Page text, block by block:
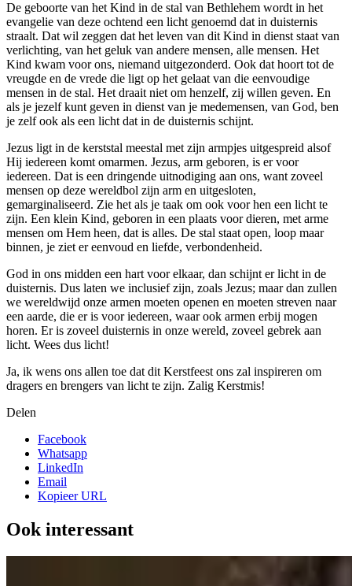
De geboorte van het Kind in de stal van Bethlehem wordt in het
evangelie van deze ochtend een licht genoemd dat in duisternis
straalt. Dat wil zeggen dat het leven van dit Kind in dienst staat van
verlichting, van het geluk van andere mensen, alle mensen. Het
Kind kwam voor ons, niemand uitgezonderd. Ook dat hoort tot de
vreugde en de vrede die ligt op het gelaat van die eenvoudige
mensen in de stal. Het draait niet om henzelf, zij willen geven. En
als je jezelf kunt geven in dienst van je medemensen, van God, ben
je zelf ook als een licht dat in de duisternis schijnt.
Jezus ligt in de kerststal meestal met zijn armpjes uitgespreid alsof
Hij iedereen komt omarmen. Jezus, arm geboren, is er voor
iedereen. Dat is een dringende uitnodiging aan ons, want zoveel
mensen op deze wereldbol zijn arm en uitgesloten,
gemarginaliseerd. Zie het als je taak om ook voor hen een licht te
zijn. Een klein Kind, geboren in een plaats voor dieren, met arme
mensen om Hem heen, dat is alles. De stal staat open, loop maar
binnen, je ziet er eenvoud en liefde, verbondenheid.
God in ons midden een hart voor elkaar, dan schijnt er licht in de
duisternis. Dus laten we inclusief zijn, zoals Jezus; maar dan zullen
we wereldwijd onze armen moeten openen en moeten streven naar
een aarde, die er is voor iedereen, waar ook armen erbij mogen
horen. Er is zoveel duisternis in onze wereld, zoveel gebrek aan
licht. Wees dus licht!
Ja, ik wens ons allen toe dat dit Kerstfeest ons zal inspireren om
dragers en brengers van licht te zijn. Zalig Kerstmis!
Delen
Facebook
Whatsapp
LinkedIn
Email
Kopieer URL
Ook interessant